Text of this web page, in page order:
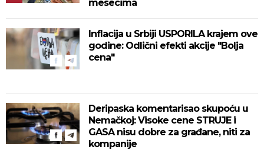
mesecima
Inflacija u Srbiji USPORILA krajem ove
godine: Odlični efekti akcije "Bolja
cena"
Deripaska komentarisao skupoću u
Nemačkoj: Visoke cene STRUJE i
GASA nisu dobre za građane, niti za
kompanije